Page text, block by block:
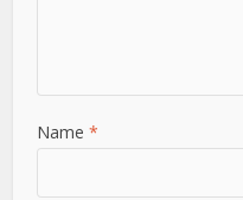
Name *